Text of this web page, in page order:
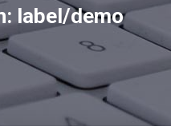
label/demo